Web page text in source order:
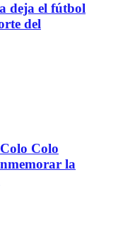
deja el fútbol
del
Colo
la